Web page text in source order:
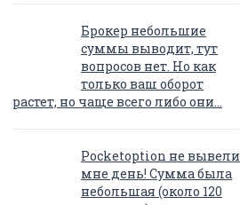
Брокер небольшие
суммы выводит, тут
вопросов нет. Но как
только ваш оборот
растет, но чаще всего либо они…
Pocketoption не вывели
мне день! Сумма была
небольшая (около 120